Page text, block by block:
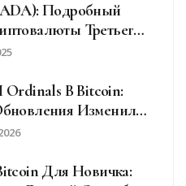
Подробный
Третьего
В Bitcoin:
Изменили
Навсегда
Для Новичка: